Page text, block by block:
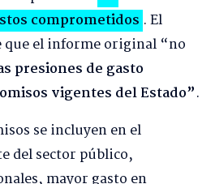
comprometidos . El
que el informe original “no
presiones de gasto
vigentes del Estado”.
se incluyen en el
del sector público,